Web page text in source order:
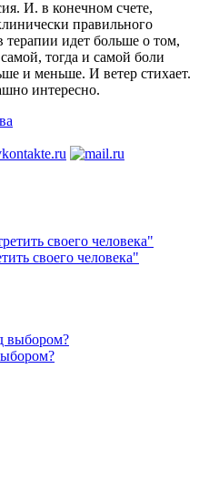
И. в конечном счете,
правильного
терапии идет больше о том,
тогда и самой боли
и меньше. И ветер стихает.
интересно.
своего человека"